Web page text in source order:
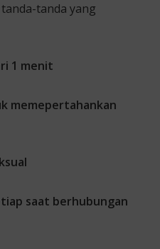
tanda yang
1 menit
memepertahankan
saat berhubungan